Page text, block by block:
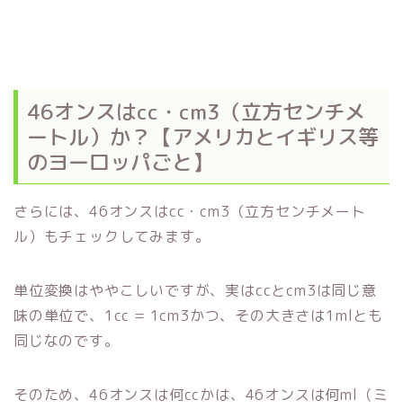
46オンスはcc・cm3（立方センチメ
ートル）か？【アメリカとイギリス等
のヨーロッパごと】
さらには、46オンスはcc・cm3（立方センチメート
ル）もチェックしてみます。
単位変換はややこしいですが、実はccとcm3は同じ意
味の単位で、1cc = 1cm3かつ、その大きさは1mlとも
同じなのです。
そのため、46オンスは何ccかは、46オンスは何ml（ミ